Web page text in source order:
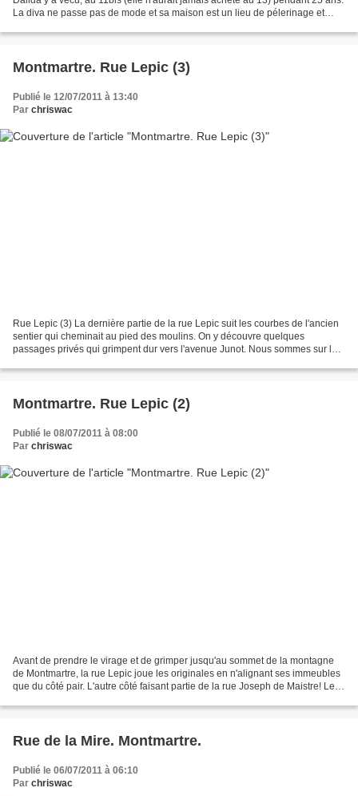
La diva ne passe pas de mode et sa maison est un lieu de pélerinage et
Montmartre. Rue Lepic (3)
Publié le 12/07/2011 à 13:40
Par chriswac
Rue Lepic (3) La dernière partie de la rue Lepic suit les courbes de l'ancien
sentier qui cheminait au pied des moulins. On y découvre quelques
passages privés qui grimpent dur vers l'avenue Junot. Nous sommes sur la
Montmartre. Rue Lepic (2)
Publié le 08/07/2011 à 08:00
Par chriswac
Avant de prendre le virage et de grimper jusqu'au sommet de la montagne
de Montmartre, la rue Lepic joue les originales en n'alignant ses immeubles
que du côté pair. L'autre côté faisant partie de la rue Joseph de Maistre! Le
Rue de la Mire. Montmartre.
Publié le 06/07/2011 à 06:10
Par chriswac